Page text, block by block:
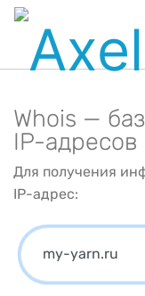
Whois —
IP-адресов
Для получения
IP-адрес: